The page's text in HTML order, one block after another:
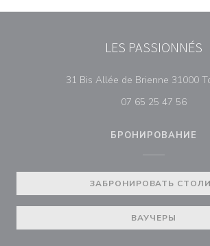
LES PASSIONNÉS
31 Bis Allée de Brienne 31000
07 65 25 47 56
БРОНИРОВАНИЕ
ЗАБРОНИРОВАТЬ
ВАУЧЕРЫ